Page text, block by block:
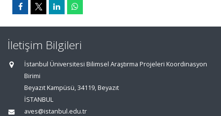
İletişim Bilgileri
İstanbul Üniversitesi Bilimsel Araştırma Projeleri Koordinasyon
Birimi
Beyazıt Kampüsü, 34119, Beyazıt
İSTANBUL
aves@istanbul.edu.tr